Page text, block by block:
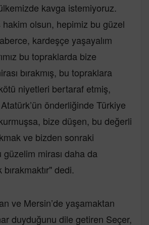
kavga istemiyoruz.
hakim olsun, hepimiz bu güzel
kardeşçe yaşayalım
bu topraklarda bize
bırakmış, bu topraklara
niyetleri bertaraf etmiş,
önderliğinde Türkiye
bize düşen, bu değerli
ve bizden sonraki
güzelim mirası daha da
dedi.
ve Mersin’de yaşamaktan
duyduğunu dile getiren Seçer,